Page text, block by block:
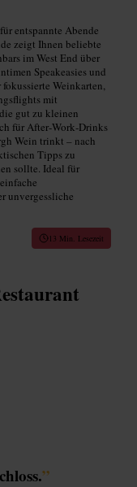
entspannte Abende
zeigt Ihnen beliebte
im West End über
Speakeasies und
Weinkarten,
mit
gut zu kleinen
für After‑Work‑Drinks
Wein trinkt – nach
Tipps zu
sollte. Ideal für
unvergessliche
13 Min. Lesezeit
”